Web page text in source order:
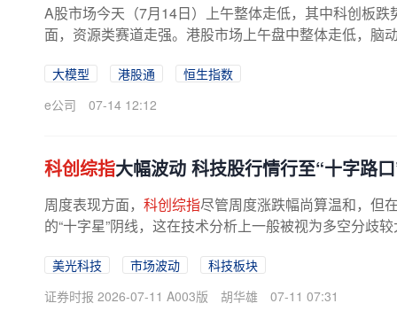
A股市场今天（7月14日）上午整体走低，其中科创板跌
面，资源类赛道走强。港股市场上午盘中整体走低，脑
大模型 港股通
恒生指数
e公司
07-14 12:12
科创综指大幅波动 科技股行情行至“十字路
周度表现方面， 科创综指尽管周度涨跌幅尚算温和，但
的“十字星”阴线，这在技术分析上一般被视为多空分歧
美光科技 市场波动
科技板块
证券时报 2026-07-11 A003版
胡华雄 07-11 07:31